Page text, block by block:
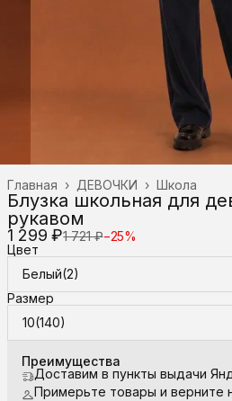
Школа
ДЕВОЧКИ ›
Главная ›
Блузка школьная для
рукавом
1 299 ₽1 721 ₽−25%
Цвет
Белый(2)
Размер
10(140)
Преимущества
Доставим в пункты выдачи
Примерьте товары и верните